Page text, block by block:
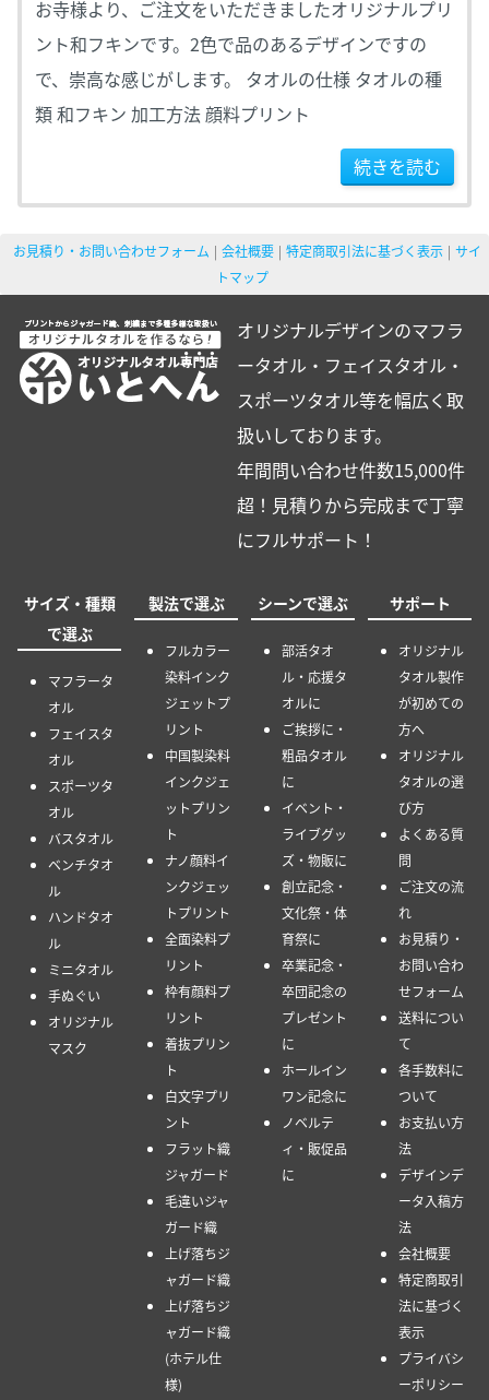
お寺様より、ご注文をいただきましたオリジナルプリ
ント和フキンです。2色で品のあるデザインですの
で、崇高な感じがします。 タオルの仕様 タオルの種
類 和フキン 加工方法 顔料プリント
続きを読む
お見積り・お問い合わせフォーム 会社概要 特定商取引法に基づく表示
サイ
トマップ
オリジナルデザインのマフラ
ータオル・フェイスタオル・
スポーツタオル等を幅広く取
扱いしております。
年間問い合わせ件数15,000件
超！見積りから完成まで丁寧
にフルサポート！
サイズ・種類
で選ぶ
マフラータ
オル
フェイスタ
オル
スポーツタ
オル
バスタオル
ベンチタオ
ル
ハンドタオ
ル
ミニタオル
手ぬぐい
オリジナル
マスク
製法で選ぶ
フルカラー
染料インク
ジェットプ
リント
中国製染料
インクジェ
ットプリン
ト
ナノ顔料イ
ンクジェッ
トプリント
全面染料プ
リント
枠有顔料プ
リント
着抜プリン
ト
白文字プリ
ント
フラット織
ジャガード
毛違いジャ
ガード織
上げ落ちジ
ャガード織
上げ落ちジ
ャガード織
(ホテル仕
様)
シーンで選ぶ
部活タオ
ル・応援タ
オルに
ご挨拶に・
粗品タオル
に
イベント・
ライブグッ
ズ・物販に
創立記念・
文化祭・体
育祭に
卒業記念・
卒団記念の
プレゼント
に
ホールイン
ワン記念に
ノベルテ
ィ・販促品
に
サポート
オリジナル
タオル製作
が初めての
方へ
オリジナル
タオルの選
び方
よくある質
問
ご注文の流
れ
お見積り・
お問い合わ
せフォーム
送料につい
て
各手数料に
ついて
お支払い方
法
デザインデ
ータ入稿方
法
会社概要
特定商取引
法に基づく
表示
プライバシ
ーポリシー